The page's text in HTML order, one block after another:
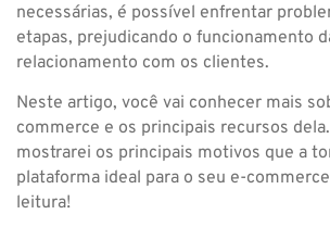
necessárias, é possível enfrentar
etapas, prejudicando o funcionamento
relacionamento com os clientes.
Neste artigo, você vai conhecer mais
commerce e os principais recursos
mostrarei os principais motivos que a
plataforma ideal para o seu e-
leitura!